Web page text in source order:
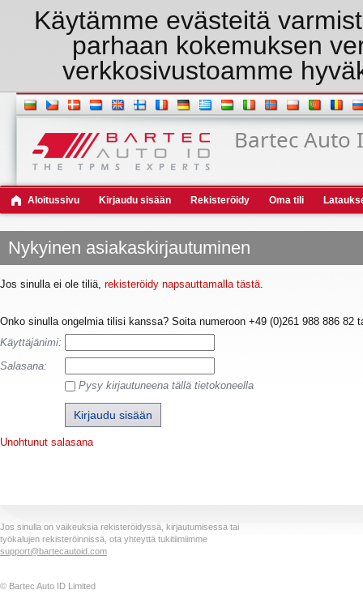
Käytämme evästeitä
parhaan kokemuksen
verkkosivustoamme
Bartec Auto
Aloitussivu Kirjaudu sisään Rekisteröidy Oma tili
Nykyinen asiakaskirjautuminen
Jos sinulla ei ole tiliä, rekisteröidy napsauttamalla tästä.
Onko sinulla ongelmia tilisi kanssa? Soita numeroon +49 (0)261 988 886 82
Käyttäjänimi:
Salasana:
Pysy kirjautuneena tällä tietokoneella
Unohtunut salasana
Jos sinulla on vaikeuksia rekisteröidyssä, kirjautumisessa tai
työkalujen rekisteröinnissä, ota yhteyttä tukitiimiimme
support@bartecautoid.com
© Bartec Auto ID Limited